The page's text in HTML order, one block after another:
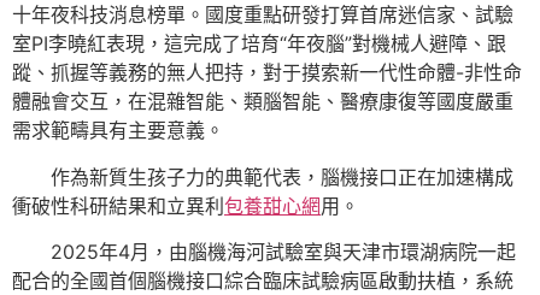
十年夜科技消息榜單。國度重點研發打算首席迷信家、試驗
室PI李曉紅表現，這完成了培育“年夜腦”對機械人避障、跟
蹤、抓握等義務的無人把持，對于摸索新一代性命體-非性命
體融會交互，在混雜智能、類腦智能、醫療康復等國度嚴重
需求範疇具有主要意義。
作為新質生孩子力的典範代表，腦機接口正在加速構成
衝破性科研結果和立異利包養甜心網用。
2025年4月，由腦機海河試驗室與天津市環湖病院一起
配合的全國首個腦機接口綜合臨床試驗病區啟動扶植，系統